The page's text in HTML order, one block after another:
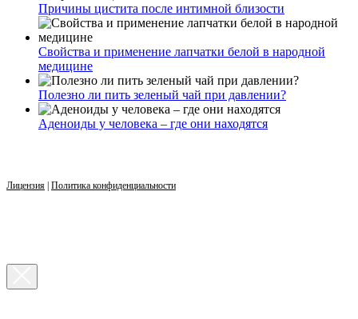
Причины цистита после интимной близости
Свойства и применение лапчатки белой в народной
медицине
Полезно ли пить зеленый чай при давлении?
Аденоиды у человека – где они находятся
Лицензия Политика конфиденциальности